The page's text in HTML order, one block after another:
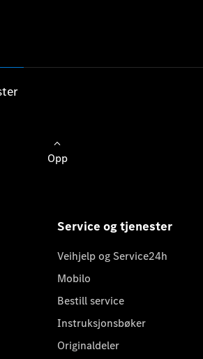
Opp
Service og tjenester
Veihjelp og Service24h
Mobilo
Bestill service
Instruksjonsbøker
Originaldeler